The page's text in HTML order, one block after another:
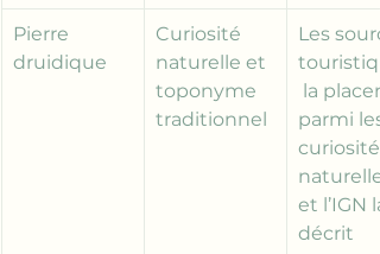
Pierre
druidique
Curiosité
naturelle et
toponyme
traditionnel
Les
la
parmi les
et l’IGN la
décrit